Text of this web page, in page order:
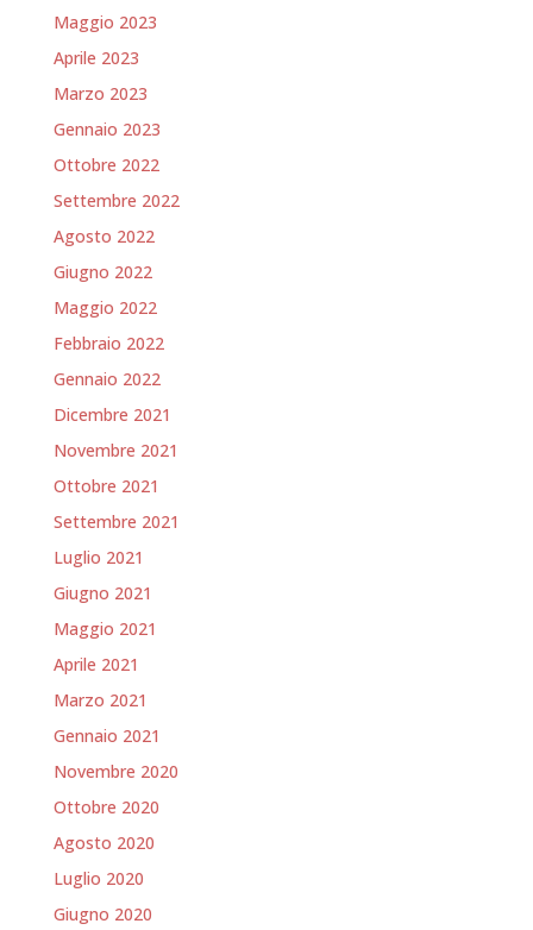
Maggio 2023
Aprile 2023
Marzo 2023
Gennaio 2023
Ottobre 2022
Settembre 2022
Agosto 2022
Giugno 2022
Maggio 2022
Febbraio 2022
Gennaio 2022
Dicembre 2021
Novembre 2021
Ottobre 2021
Settembre 2021
Luglio 2021
Giugno 2021
Maggio 2021
Aprile 2021
Marzo 2021
Gennaio 2021
Novembre 2020
Ottobre 2020
Agosto 2020
Luglio 2020
Giugno 2020